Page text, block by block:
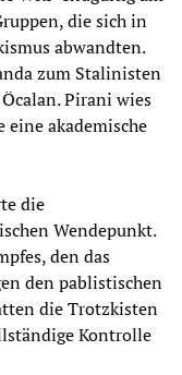
die sich in
abwandten.
zum Stalinisten
Pirani wies
akademische
die
Wendepunkt.
den das
den pablistischen
die Trotzkisten
Kontrolle